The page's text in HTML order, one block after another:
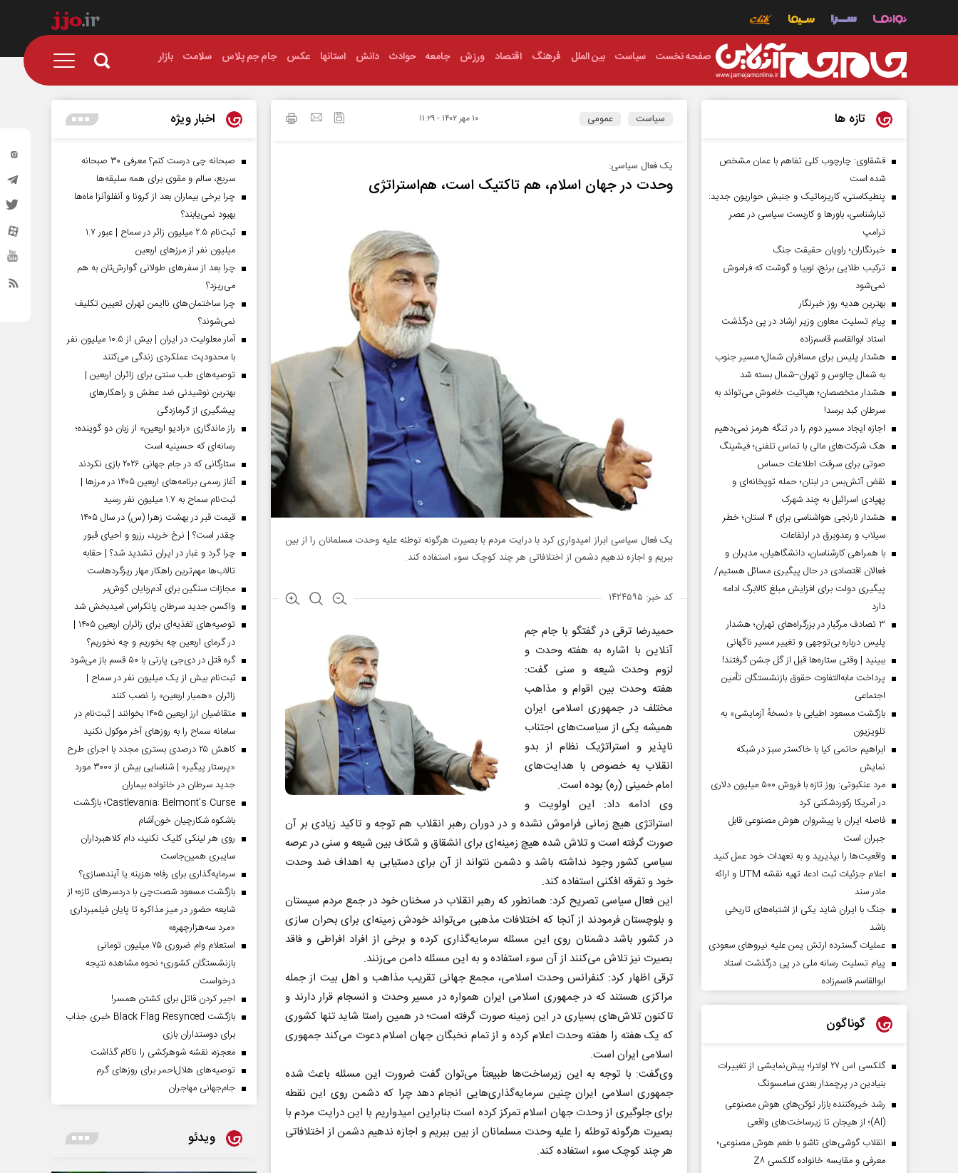
صفحه نخست سیاست بین الملل فرهنگ اقتصاد ورزش جامعه حوادث دانش استانها عکس جام جم پلاس سلامت بازار
سیاست عمومی ۱۰ مهر ۱۴۰۲ - ۱۱:۲۹
یک فعال سیاسی:
وحدت در جهان اسلام، هم تاکتیک است، هم‌استراتژی
یک فعال سیاسی ابراز امیدواری کرد با درایت مردم با بصیرت هرگونه توطئه علیه وحدت مسلمانان را از بین
ببریم و اجازه ندهیم دشمن از اختلافاتی هر چند کوچک سوء استفاده کند.
کد خبر: ۱۴۲۴۵۹۵
حمیدرضا ترقی در گفتگو با جام جم
آنلاین با اشاره به هفته وحدت و
لزوم وحدت شیعه و سنی گفت:
هفته وحدت بین اقوام و مذاهب
مختلف در جمهوری اسلامی ایران
همیشه یکی از سیاست‌های اجتناب
ناپذیر و استراتژیک نظام از بدو
انقلاب به خصوص با هدایت‌های
امام خمینی (ره) بوده است.
وی ادامه داد: این اولویت و
استراتژی هیچ زمانی فراموش نشده و در دوران رهبر انقلاب هم توجه و تاکید زیادی بر آن
صورت گرفته است و تلاش شده هیچ زمینه‌ای برای انشقاق و شکاف بین شیعه و سنی در عرصه
سیاسی کشور وجود نداشته باشد و دشمن نتواند از آن برای دستیابی به اهداف ضد وحدت
خود و تفرقه افکنی استفاده کند.
این فعال سیاسی تصریح کرد: همانطور که رهبر انقلاب در سخنان خود در جمع مردم سیستان
و بلوچستان فرمودند از آنجا که اختلافات مذهبی می‌تواند خودش زمینه‌ای برای بحران سازی
در کشور باشد دشمنان روی این مسئله سرمایه‌گذاری کرده و برخی از افراد افراطی و فاقد
بصیرت نیز تلاش می‌کنند از آن سوء استفاده و به این مسئله دامن می‌زنند.
ترقی اظهار کرد: کنفرانس وحدت اسلامی، مجمع جهانی تقریب مذاهب و اهل بیت از جمله
مراکزی هستند که در جمهوری اسلامی ایران همواره در مسیر وحدت و انسجام قرار دارند و
تاکنون تلاش‌های بسیاری در این زمینه صورت گرفته است؛ در همین راستا شاید تنها کشوری
که یک هفته را هفته وحدت اعلام کرده و از تمام نخبگان جهان اسلام دعوت می‌کند جمهوری
اسلامی ایران است.
وی‌گفت: با توجه به این زیرساخت‌ها طبیعتاً می‌توان گفت ضرورت این مسئله باعث شده
جمهوری اسلامی ایران چنین سرمایه‌گذاری‌هایی انجام دهد چرا که دشمن روی این نقطه
برای جلوگیری از وحدت جهان اسلام تمرکز کرده است بنابراین امیدواریم با این درایت مردم با
بصیرت هرگونه توطئه را علیه وحدت مسلمانان از بین ببریم و اجازه ندهیم دشمن از اختلافاتی
هر چند کوچک سوء استفاده کند.
تازه ها
قشقاوی: چارچوب کلی تفاهم با عمان مشخص
شده است
پنطیکاستی، کاریزماتیک و جنبش حواریون جدید:
تبارشناسی، باور‌ها و کاربست سیاسی در عصر
ترامپ
خبرنگاران؛ راویان حقیقت جنگ
ترکیب طلایی برنج، لوبیا و گوشت که فراموش
نمی‌شود
بهترین هدیه روز خبرنگار
پیام تسلیت معاون وزیر ارشاد در پی درگذشت
استاد ابوالقاسم قاسم‌زاده
هشدار پلیس برای مسافران شمال؛ مسیر جنوب
به شمال چالوس و تهران–شمال بسته شد
هشدار متخصصان؛ هپاتیت خاموش می‌تواند به
سرطان کبد برسد!
اجازه ایجاد مسیر دوم را در تنگه هرمز نمی‌دهیم
هک شرکت‌های مالی با تماس تلفنی؛ فیشینگ
صوتی برای سرقت اطلاعات حساس
نقض آتش‌بس در لبنان؛ حمله توپخانه‌ای و
پهپادی اسرائیل به چند شهرک
هشدار نارنجی هواشناسی برای ۴ استان؛ خطر
سیلاب و رعدوبرق در ارتفاعات
با همراهی کارشناسان، دانشگاهیان، مدیران و
فعالان اقتصادی در حال پیگیری مسائل هستیم/
پیگیری دولت برای افزایش مبلغ کالابرگ ادامه
دارد
۳ تصادف مرگبار در بزرگراه‌های تهران؛ هشدار
پلیس درباره بی‌توجهی و تغییر مسیر ناگهانی
ببینید | وقتی ستاره‌ها قبل از گل جشن گرفتند!
پرداخت مابه‌التفاوت حقوق بازنشستگان تأمین
اجتماعی
بازگشت مسعود اطیابی با «نسخهٔ آزمایشی» به
تلویزیون
ابراهیم حاتمی کیا با خاکستر سبز در شبکه
نمایش
مرد عنکبوتی: روز تازه با فروش ۵۰۰ میلیون دلاری
در آمریکا رکوردشکنی کرد
فاصله ایران با پیشرو‌ان هوش مصنوعی قابل
جبران است
واقعیت‌ها را بپذیرید و به تعهدات خود عمل کنید
اعلام جزئیات ثبت ادعا، تهیه نقشه UTM و ارائه
مادر سند
جنگ با ایران شاید یکی از اشتباه‌های تاریخی
باشد
عملیات گسترده ارتش یمن علیه نیروهای سعودی
پیام تسلیت رسانه ملی در پی درگذشت استاد
ابوالقاسم قاسم‌زاده
گوناگون
گلکسی اس ۲۷ اولترا؛ پیش‌نمایشی از تغییرات
بنیادین در پرچمدار بعدی سامسونگ
رشد خیره‌کننده بازار توکن‌های هوش مصنوعی
(AI)؛ از هیجان تا زیرساخت‌های واقعی
انقلاب گوشی‌های تاشو‌ با طعم هوش مصنوعی؛
معرفی و مقایسه خانواده گلکسی Z۸
اخبار ویژه
صبحانه چی درست کنم؟ معرفی ۳۰ صبحانه
سریع، سالم و مقوی برای همه سلیقه‌ها
چرا برخی بیماران بعد از کرونا و آنفلوآنزا ماه‌ها
بهبود نمی‌یابند؟
ثبت‌نام ۲.۵ میلیون زائر در سماح | عبور ۱.۷
میلیون نفر از مرز‌های اربعین
چرا بعد از سفرهای طولانی گوارش‌تان به هم
می‌ریزد؟
چرا ساختمان‌های ناایمن تهران تعیین تکلیف
نمی‌شوند؟
آمار معلولیت در ایران | بیش از ۱۰.۵ میلیون نفر
با محدودیت عملکردی زندگی می‌کنند
توصیه‌های طب سنتی برای زائران اربعین |
بهترین نوشیدنی ضد عطش و راهکارهای
پیشگیری از گرمازدگی
راز ماندگاری «رادیو اربعین» از زبان دو گوینده؛
رسانه‌ای که حسینیه است
ستارگانی که در جام جهانی ۲۰۲۶ بازی نکردند
آغاز رسمی برنامه‌های اربعین ۱۴۰۵ در مرز‌ها |
ثبت‌نام سماح به ۱.۷ میلیون نفر رسید
قیمت قبر در بهشت زهرا (س) در سال ۱۴۰۵
چقدر است؟ | نرخ خرید، رزرو و احیای قبور
چرا گرد و غبار در ایران تشدید شد؟ | حقابه
تالاب‌ها مهم‌ترین راهکار مهار ریزگردهاست
مجازات سنگین برای آدم‌ربایان گوش‌بر
واکسن جدید سرطان پانکراس امیدبخش شد
توصیه‌های تغذیه‌ای برای زائران اربعین ۱۴۰۵ |
در گرمای اربعین چه بخوریم و چه نخوریم؟
گره قتل در دی‌جی پارتی با ۵۰ قسم باز می‌شود
ثبت‌نام بیش از یک میلیون نفر در سماح |
زائران «همیار اربعین» را نصب کنند
متقاضیان ارز اربعین ۱۴۰۵ بخوانند | ثبت‌نام در
سامانه سماح را به روز‌های آخر موکول نکنید
کاهش ۲۵ درصدی بستری مجدد با اجرای طرح
«پرستار پیگیر» | شناسایی بیش از ۳۰۰۰ مورد
جدید سرطان در خانواده بیماران
Castlevania: Belmont’s Curse؛ بازگشت
باشکوه شکارچیان خون‌آشام
روی هر لینکی کلیک نکنید، دام کلاهبرداران
سایبری همین‌جاست
سرمایه‌گذاری برای رفاه؛ هزینه یا آینده‌سازی؟
بازگشت مسعود شصت‌چی با دردسر‌های تازه؛ از
شایعه حضور در میز مذاکره تا پایان فیلمبرداری
«مرد سه‌هزارچهره»
استعلام وام ضروری ۷۵ میلیون تومانی
بازنشستگان کشوری؛ نحوه مشاهده نتیجه
درخواست
اجیر کردن قاتل برای کشتن همسر!
بازگشت Black Flag Resynced خبری جذاب
برای دوستداران بازی
معجزه، نقشه شوهرکشی را ناکام گذاشت
توصیه‌های هلال‌احمر برای روز‌های گرم
جام‌جهانی مهاجران
ویدئو